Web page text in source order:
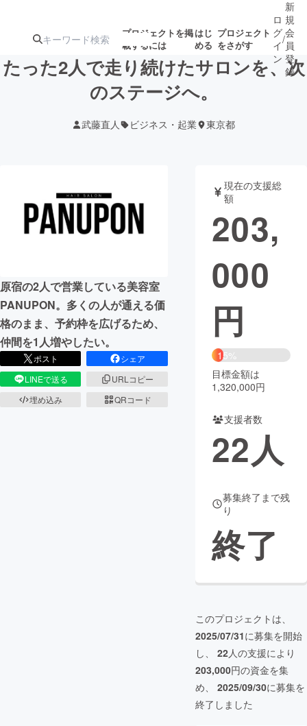
プロジェクトを掲
載するには
はじ
める
プロジェクト
をさがす
注目のリ
ターン
注目の新着プロ
ジェクト
募集終了が近いプ
ロジェクト
音楽
テクノロジー・ガジェット ゲーム・サ
ビジネス・起業
まちづくり・地域活性化
CAMPFIRE for Social Good
CAMPFIRE Creation
CAMPFIREふるさと納税
コミュニティ
ロ
グ
イ
ン
/
新
規
会
員
登
録
たった2人で走り続けたサロンを、次
のステージへ。
武藤直人 ビジネス・起業 東京都
原宿の2人で営業している美容室
PANUPON。多くの人が通える価
格のまま、予約枠を広げるため、
仲間を1人増やしたい。
ポスト
シェア
LINEで送る
URLコピー
埋め込み
QRコード
現在の支援総
額
203,
000
円
15%
目標金額は
1,320,000円
支援者数
22人
募集終了まで残
り
終了
このプロジェクトは、
2025/07/31に募集を開始
し、 22人の支援により
203,000円の資金を集
め、 2025/09/30に募集を
終了しました